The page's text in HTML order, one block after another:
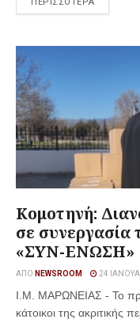
Κομοτηνή:
σε
«ΣΥΝ-ΕΝΩΣΗ»
ΑΠΌ NEWSROOM 24
Ι.Μ. ΜΑΡΩΝΕΙΑΣ - Το
κάτοικοι της ακριτικής